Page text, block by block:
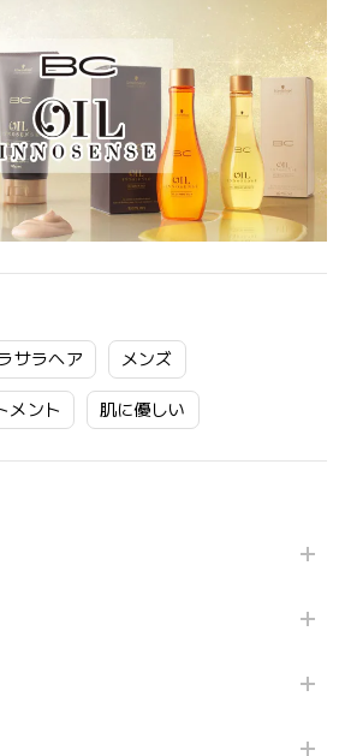
サラヘア メンズ
メント 肌に優しい